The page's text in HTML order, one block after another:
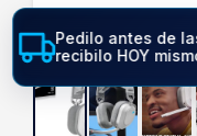
Pedilo antes de
recibilo HOY